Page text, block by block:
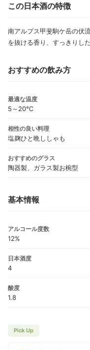
この日本酒の特徴
南アルプス甲斐駒ケ岳の伏
を抜ける香り、すっきりし
おすすめの飲み方
最適な温度
5～20℃
相性の良い料理
塩麹ひと晩ししゃも
おすすめのグラス
陶器製、ガラス製お椀型
基本情報
アルコール度数
12%
日本酒度
4
酸度
1.8
Pick Up